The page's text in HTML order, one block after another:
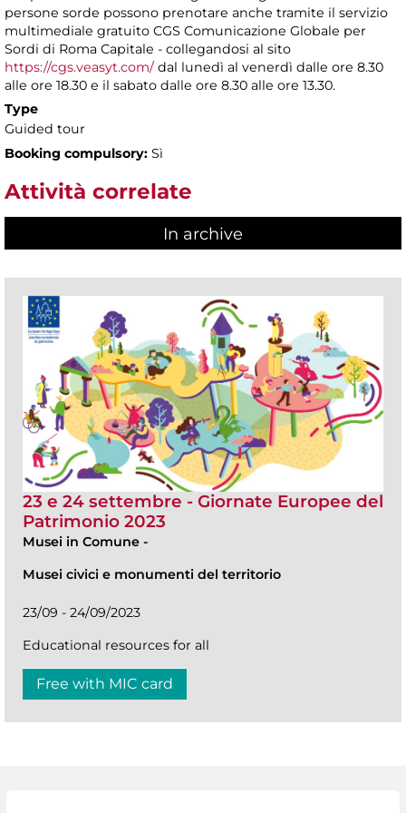
persone sorde possono prenotare anche tramite il servizio
multimediale gratuito CGS Comunicazione Globale per
Sordi di Roma Capitale - collegandosi al sito
https://cgs.veasyt.com/dal lunedì al venerdì dalle ore 8.30
alle ore 18.30 e il sabato dalle ore 8.30 alle ore 13.30.
Type
Guided tour
Booking compulsory: Sì
Attività correlate
In archive
23 e 24 settembre - Giornate Europee del
Patrimonio 2023
Musei in Comune -
Musei civici e monumenti del territorio
23/09 - 24/09/2023
Educational resources for all
Free with MIC card